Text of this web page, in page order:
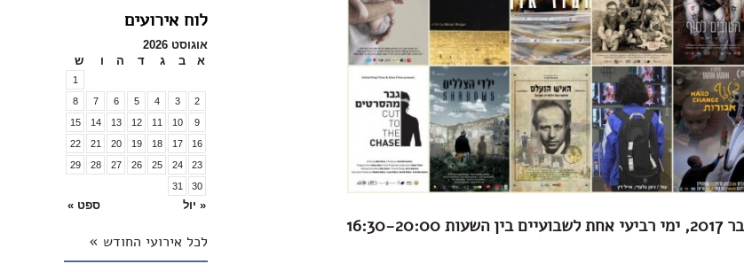
לוח אירועים
אוגוסט 2026
א
ב ג ד ה ו ש
1
2
3
4
5
6
7
8
9
10
11
12
13
14
15
16
17
18
19
20
21
22
23
24
25
26
27
28
29
30
31
« יול ספט »
לכל אירועי החודש »